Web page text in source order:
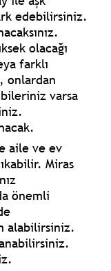
edebilirsiniz.
olacağı
farklı
onlardan
varsa
aile ve ev
Miras
önemli
alabilirsiniz.